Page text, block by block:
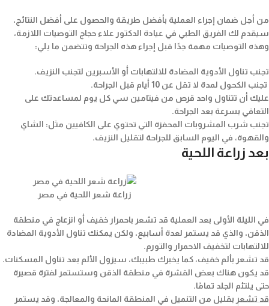
من أجل ضمان إجراء العملية بأفضل طريقة والحصول على أفضل النتائج،
سيقدم لك الفريق الطبي في عيادة الدكتور علاء حجاج التوصيات اللازمة،
وهذه التوصيات مهمة جدًا قبل إجراء هذه الجراحة وتتضمن ما يلي:
تجنب تناول الأدوية المضادة للالتهابات أو الأسبرين لتجنب النزيف.
تجنب الكحول لمدة لا تقل عن 10 أيام قبل الجراحة.
عليك أن تتناول واحد قرص من فيتامين سي كل يوم لمساعدتك على
التعافي بسرعة بعد الجراحة.
تجنب شرب المشروبات المحفزة التي تحتوي على الكافيين مثل: الشاي
والقهوة، في اليوم السابق للجراحة لتقليل النزيف.
بعد زراعة اللحية
زراعة شعر اللحية في مصر
في الليلة الأولى بعد العملية قد تشعر باحمرار خفيف أو انزعاج في منطقة
الذقن، والذي قد يستمر لعدة أسابيع، ولكن يمكنك تناول الأدوية المضادة
للالتهابات لتخفيف الاحمرار والتورم.
قد تشعر بألم خفيف، كما يخبرك طبيبك، سيزول الألم بعد تناول المسكنات.
قد يكون هناك بعض القشرة في منطقة الذقن وستستمر لفترة قصيرة
حتى يلتئم الجلد تمامًا.
قد تشعر بقليل من التنميل في المنطقة المانحة والمعالجة، وقد يستمر